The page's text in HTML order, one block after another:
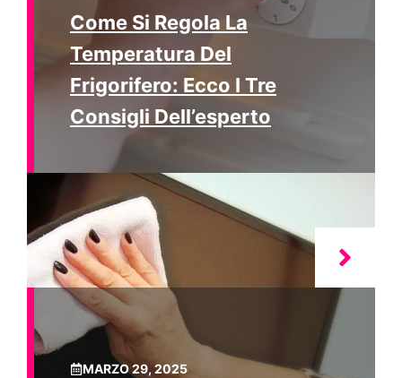
Come Si Regola La
Temperatura Del
Frigorifero: Ecco I Tre
Consigli Dell’esperto
MARZO 29, 2025